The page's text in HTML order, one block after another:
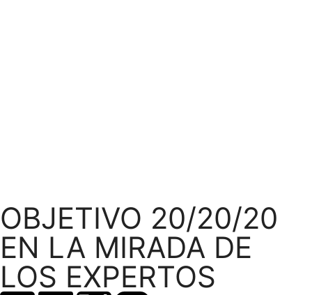
OBJETIVO 20/20/20
EN LA MIRADA DE
LOS EXPERTOS